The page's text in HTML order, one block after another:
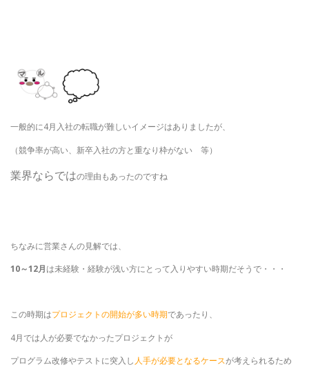
一般的に4月入社の転職が難しいイメージはありましたが、
（競争率が高い、新卒入社の方と重なり枠がない 等）
業界ならではの理由もあったのですね
ちなみに営業さんの見解では、
10～12月は未経験・経験が浅い方にとって入りやすい時期だそうで・・・
この時期はプロジェクトの開始が多い時期であったり、
4月では人が必要でなかったプロジェクトが
プログラム改修やテストに突入し 人手が必要となるケースが考えられるため